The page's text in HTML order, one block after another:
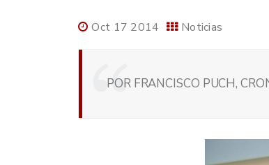
Oct 17 2014 Noticias
POR FRANCISCO PUCH,